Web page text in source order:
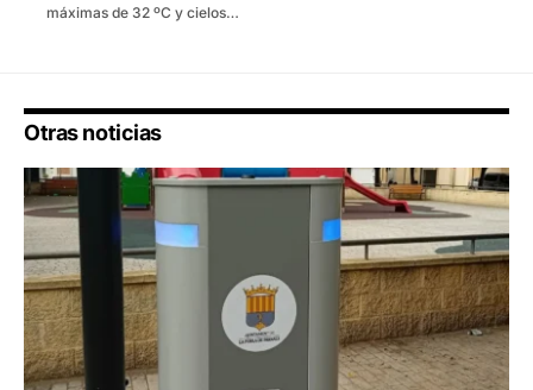
máximas de 32 ºC y cielos…
Otras noticias